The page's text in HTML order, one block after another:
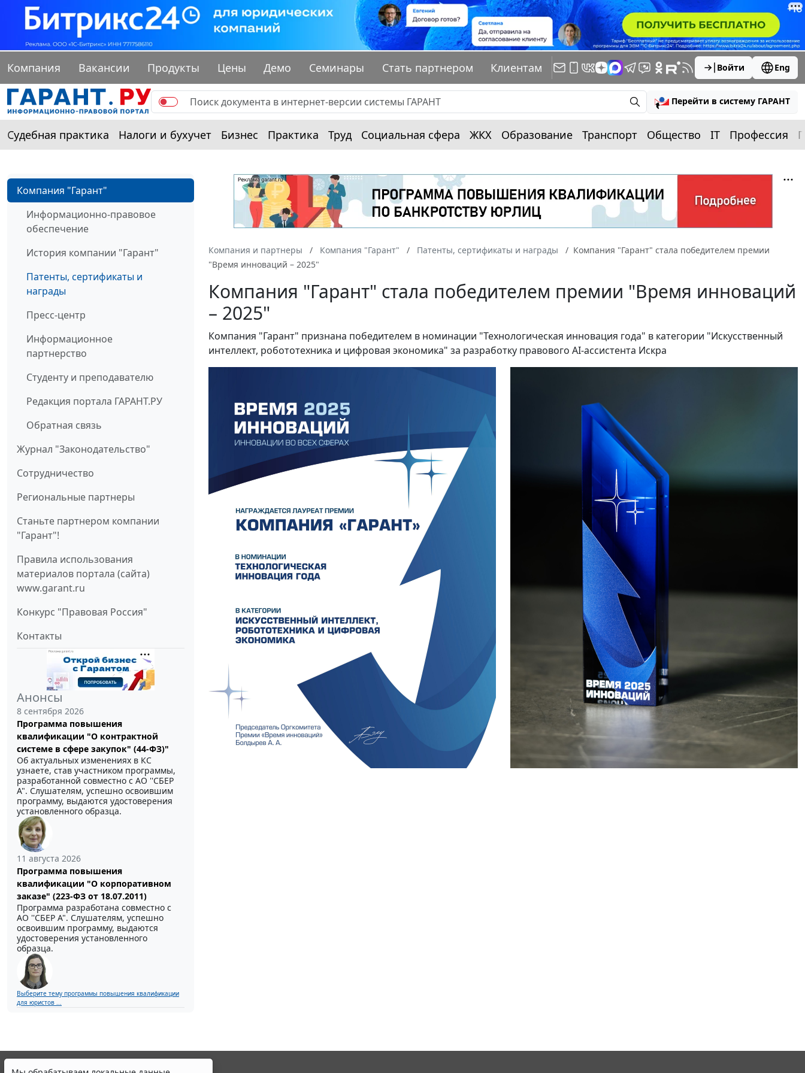
Компания Вакансии Продукты Цены Демо Семинары Стать партнером Клиентам Войти Eng
Перейти в систему ГАРАНТ
Судебная практика Налоги и бухучет Бизнес Практика Труд Социальная сфера ЖКХ Образование Транспорт Общество IT Профессия
Компания "Гарант"
Информационно-правовое
обеспечение
История компании "Гарант"
Патенты, сертификаты и
награды
Пресс-центр
Информационное
партнерство
Студенту и преподавателю
Редакция портала ГАРАНТ.РУ
Обратная связь
Журнал "Законодательство"
Cотрудничество
Региональные партнеры
Станьте партнером компании
"Гарант"!
Правила использования
материалов портала (сайта)
www.garant.ru
Конкурс "Правовая Россия"
Контакты
Анонсы
8 сентября 2026
Программа повышения
квалификации "О контрактной
системе в сфере закупок" (44-ФЗ)"
Об актуальных изменениях в КС
узнаете, став участником программы,
разработанной совместно с АО ''СБЕР
А". Слушателям, успешно освоившим
программу, выдаются удостоверения
установленного образца.
11 августа 2026
Программа повышения
квалификации "О корпоративном
заказе" (223-ФЗ от 18.07.2011)
Программа разработана совместно с
АО ''СБЕР А". Слушателям, успешно
освоившим программу, выдаются
удостоверения установленного
образца.
Выберите тему программы повышения квалификации
для юристов ...
Компания и партнеры Компания "Гарант" Патенты, сертификаты и награды
Компания "Гарант" стала победителем премии
"Время инноваций – 2025"
Компания "Гарант" стала победителем премии "Время инноваций
– 2025"
Компания "Гарант" признана победителем в номинации "Технологическая инновация года" в категории "Искусственный
интеллект, робототехника и цифровая экономика" за разработку правового AI-ассистента Искра